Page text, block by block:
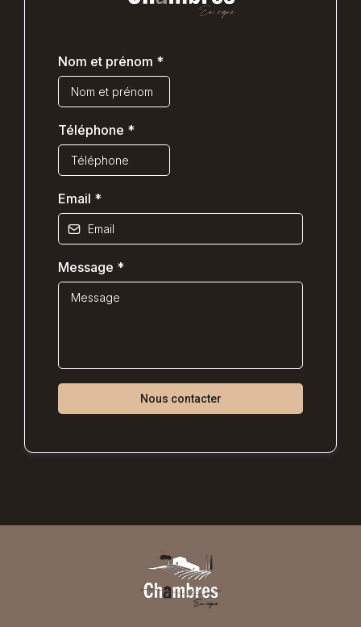
Nom et prénom *
Téléphone *
Email *
Message *
Nous contacter